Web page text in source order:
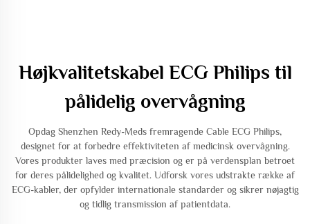
Højkvalitetskabel ECG Philips til
pålidelig overvågning
Opdag Shenzhen Redy-Meds fremragende Cable ECG Philips,
designet for at forbedre effektiviteten af medicinsk overvågning.
Vores produkter laves med præcision og er på verdensplan betroet
for deres pålidelighed og kvalitet. Udforsk vores udstrakte række af
ECG-kabler, der opfylder internationale standarder og sikrer nøjagtig
og tidlig transmission af patientdata.